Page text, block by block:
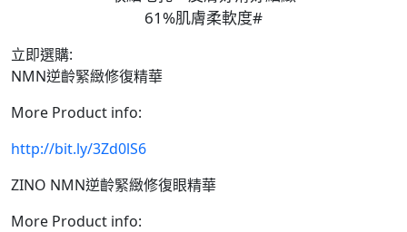
61%肌膚柔軟度#
立即選購:
NMN逆齡緊緻修復精華
More Product info:
http://bit.ly/3Zd0lS6
ZINO NMN逆齡緊緻修復眼精華
More Product info: